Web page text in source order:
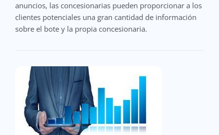
anuncios, las concesionarias pueden proporcionar a los
clientes potenciales una gran cantidad de información
sobre el bote y la propia concesionaria.